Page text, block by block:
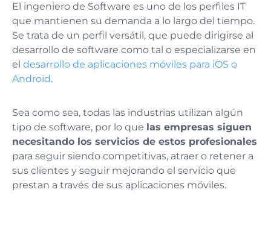
El ingeniero de Software es uno de los perfiles IT
que mantienen su demanda a lo largo del tiempo.
Se trata de un perfil versátil, que puede dirigirse al
desarrollo de software como tal o especializarse en
el desarrollo de aplicaciones móviles para iOS o
Android.
Sea como sea, todas las industrias utilizan algún
tipo de software, por lo que las empresas siguen
necesitando los servicios de estos profesionales
para seguir siendo competitivas, atraer o retener a
sus clientes y seguir mejorando el servicio que
prestan a través de sus aplicaciones móviles.